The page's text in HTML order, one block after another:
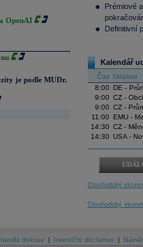
OpenAI
je podle MUDr.
Prémiové
Definitivní
Kalendář
Čas Událost
8:00
DE -
9:00 CZ -
9:00 CZ -
11:00
EMU -
14:30 CZ -
14:30 USA -
Dlouhodobý
Dlouhodobý
diskuse Investiční disclaimer